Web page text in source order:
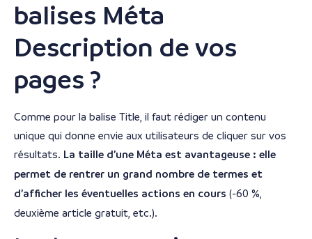
balises Méta
Description de vos
pages ?
Comme pour la balise Title, il faut rédiger un contenu
unique qui donne envie aux utilisateurs de cliquer sur vos
résultats. La taille d’une Méta est avantageuse : elle
permet de rentrer un grand nombre de termes et
d’afficher les éventuelles actions en cours (-60 %,
deuxième article gratuit, etc.).